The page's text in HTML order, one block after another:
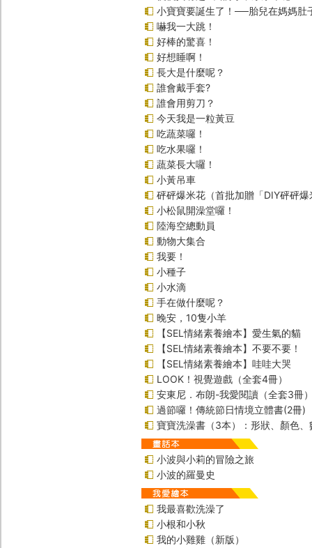
小寶寶要誕生了！──胎兒在媽媽肚
嚇我一大跳！
好棒的驚喜！
好想睡啊！
長大是什麼呢？
誰會戴手套?
誰會用剪刀？
今天我是一粒黃豆
吃蔬菜囉！
吃水果囉！
蔬菜長大囉！
小黃吊車
砰砰爆米花（首批加贈「DIY砰砰
小松鼠開澡堂囉！
陸海空總動員
動物大集合
我要！
小種子
小水滴
手在做什麼呢？
晚安，10隻小羊
【SEL情緒素養繪本】愛生氣的貓
【SEL情緒素養繪本】不要不要！
【SEL情緒素養繪本】哇哇大哭
LOOK！視覺遊戲（全套4冊）
安東尼．布朗-我愛閱讀（全套3冊
過節囉！傳統節日情境立體書(2冊)
寶寶洗澡書（3本）：形狀、顏色、
小波與小莉的冒險之旅
小波的羅曼史
我最喜歡洗澡了
小根和小秋
我的小雞雞（新版）